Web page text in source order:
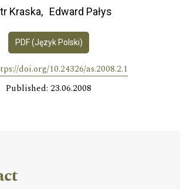
Kraska Edward Pałys
PDF (Język Polski)
doi.org/10.24326/as.2008.2.1
Published: 23.06.2008